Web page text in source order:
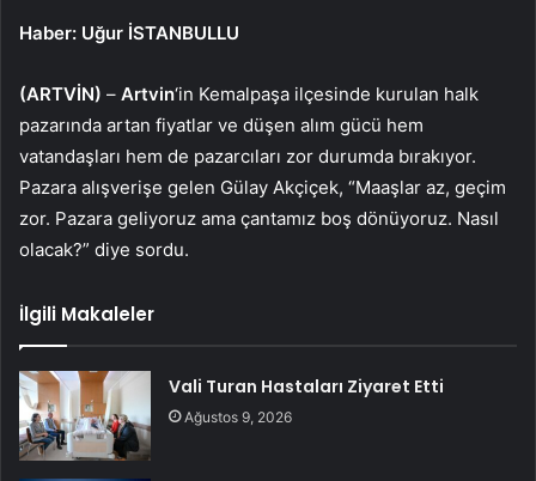
Haber: Uğur İSTANBULLU
(ARTVİN) – Artvin‘in Kemalpaşa ilçesinde kurulan halk
pazarında artan fiyatlar ve düşen alım gücü hem
vatandaşları hem de pazarcıları zor durumda bırakıyor.
Pazara alışverişe gelen Gülay Akçiçek, “Maaşlar az, geçim
zor. Pazara geliyoruz ama çantamız boş dönüyoruz. Nasıl
olacak?” diye sordu.
İlgili Makaleler
Vali Turan Hastaları Ziyaret Etti
Ağustos 9, 2026